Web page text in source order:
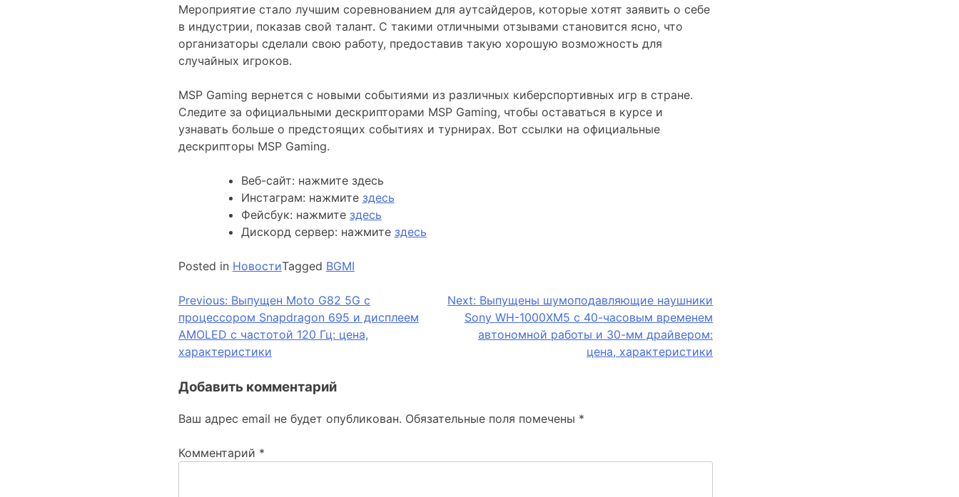
Мероприятие стало лучшим соревнованием для аутсайдеров, которые хотят заявить о себе
в индустрии, показав свой талант. С такими отличными отзывами становится ясно, что
организаторы сделали свою работу, предоставив такую ​​​​хорошую возможность для
случайных игроков.
MSP Gaming вернется с новыми событиями из различных киберспортивных игр в стране.
Следите за официальными дескрипторами MSP Gaming, чтобы оставаться в курсе и
узнавать больше о предстоящих событиях и турнирах. Вот ссылки на официальные
дескрипторы MSP Gaming.
Веб-сайт: нажмите здесь
Инстаграм: нажмите здесь
Фейсбук: нажмите здесь
Дискорд сервер: нажмите здесь
Posted in НовостиTagged BGMI
Навигация
по
записям
Previous: Выпущен Moto G82 5G с
процессором Snapdragon 695 и дисплеем
AMOLED с частотой 120 Гц: цена,
характеристики
Next: Выпущены шумоподавляющие наушники
Sony WH-1000XM5 с 40-часовым временем
автономной работы и 30-мм драйвером:
цена, характеристики
Добавить комментарий
Ваш адрес email не будет опубликован. Обязательные поля помечены *
Комментарий *